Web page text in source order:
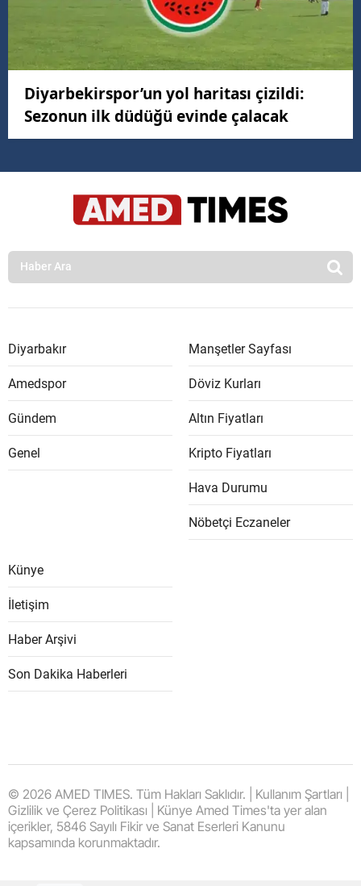
Diyarbekirspor’un yol haritası çizildi:
Sezonun ilk düdüğü evinde çalacak
Diyarbakır
Amedspor
Gündem
Genel
Manşetler Sayfası
Döviz Kurları
Altın Fiyatları
Kripto Fiyatları
Hava Durumu
Nöbetçi Eczaneler
Künye
İletişim
Haber Arşivi
Son Dakika Haberleri
© 2026 AMED TIMES. Tüm Hakları Saklıdır. | Kullanım Şartları |
Gizlilik ve Çerez Politikası | Künye Amed Times'ta yer alan
içerikler, 5846 Sayılı Fikir ve Sanat Eserleri Kanunu
kapsamında korunmaktadır.